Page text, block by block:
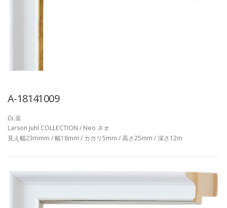
A-18141009
白,金
Larson Juhl COLLECTION / Neo ネオ
見え幅23mmm / 幅18mm / カカリ5mm / 高さ25mm / 深さ12m